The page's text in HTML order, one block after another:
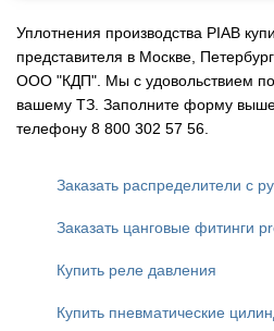
Уплотнения производства PIAB
представителя в Москве,
ООО "КДП". Мы с удовольствием
вашему ТЗ. Заполните форму
телефону 8 800 302 57 56.
Заказать распределители с
Заказать цанговые фитинги
Купить реле давления
Купить пневматические